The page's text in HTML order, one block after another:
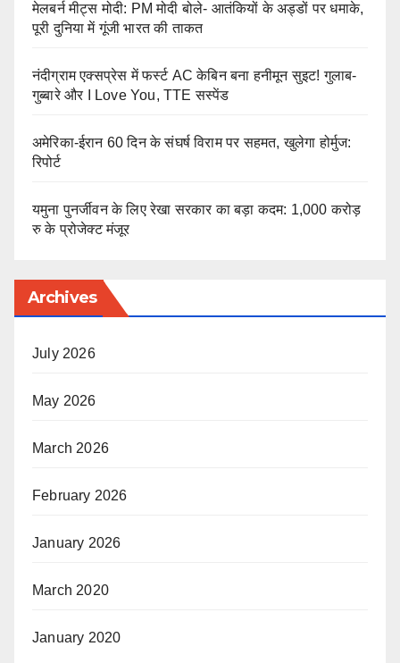
मेलबर्न मीट्स मोदी: PM मोदी बोले- आतंकियों के अड्डों पर धमाके,
पूरी दुनिया में गूंजी भारत की ताकत
नंदीग्राम एक्सप्रेस में फर्स्ट AC केबिन बना हनीमून सुइट! गुलाब-
गुब्बारे और I Love You, TTE सस्पेंड
अमेरिका-ईरान 60 दिन के संघर्ष विराम पर सहमत, खुलेगा होर्मुज:
रिपोर्ट
यमुना पुनर्जीवन के लिए रेखा सरकार का बड़ा कदम: 1,000 करोड़
रु के प्रोजेक्ट मंजूर
Archives
July 2026
May 2026
March 2026
February 2026
January 2026
March 2020
January 2020